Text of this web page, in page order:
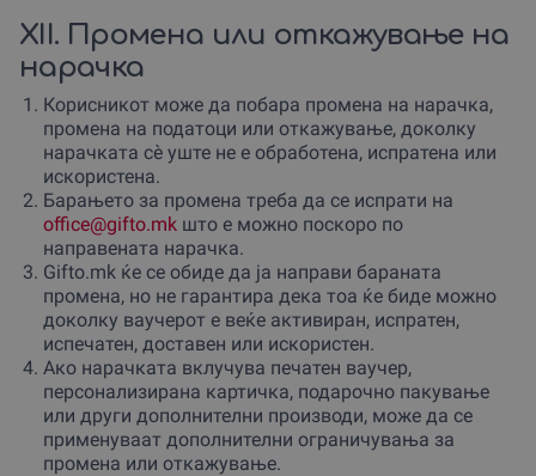
XII. Промена или откажување на
нарачка
Корисникот може да побара промена на нарачка,
промена на податоци или откажување, доколку
нарачката сè уште не е обработена, испратена или
искористена.
Барањето за промена треба да се испрати на
office@gifto.mk што е можно поскоро по
направената нарачка.
Gifto.mk ќе се обиде да ја направи бараната
промена, но не гарантира дека тоа ќе биде можно
доколку ваучерот е веќе активиран, испратен,
испечатен, доставен или искористен.
Ако нарачката вклучува печатен ваучер,
персонализирана картичка, подарочно пакување
или други дополнителни производи, може да се
применуваат дополнителни ограничувања за
промена или откажување.